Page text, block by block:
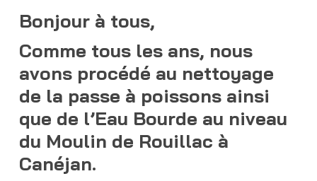
Bonjour à tous,
Comme tous les ans, nous
avons procédé au nettoyage
de la passe à poissons ainsi
que de l’Eau Bourde au niveau
du Moulin de Rouillac à
Canéjan.